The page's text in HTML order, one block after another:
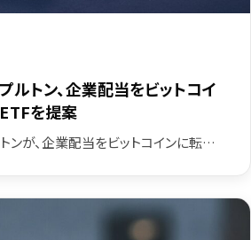
ルトン、企業配当をビットコイ
を提案
トンが、企業配当をビットコインに転…